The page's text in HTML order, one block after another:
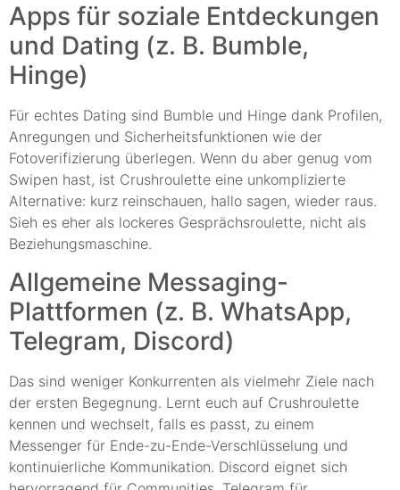
Apps für soziale Entdeckungen
und Dating (z. B. Bumble,
Hinge)
Für echtes Dating sind Bumble und Hinge dank Profilen,
Anregungen und Sicherheitsfunktionen wie der
Fotoverifizierung überlegen. Wenn du aber genug vom
Swipen hast, ist Crushroulette eine unkomplizierte
Alternative: kurz reinschauen, hallo sagen, wieder raus.
Sieh es eher als lockeres Gesprächsroulette, nicht als
Beziehungsmaschine.
Allgemeine Messaging-
Plattformen (z. B. WhatsApp,
Telegram, Discord)
Das sind weniger Konkurrenten als vielmehr Ziele nach
der ersten Begegnung. Lernt euch auf Crushroulette
kennen und wechselt, falls es passt, zu einem
Messenger für Ende-zu-Ende-Verschlüsselung und
kontinuierliche Kommunikation. Discord eignet sich